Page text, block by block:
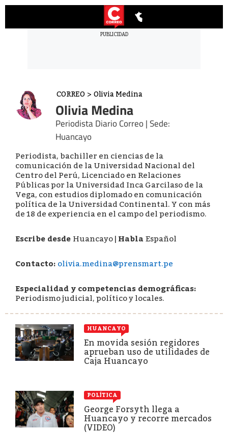
CORREO > Olivia Medina
Olivia Medina
Periodista Diario Correo | Sede:
Huancayo
Periodista, bachiller en ciencias de la
comunicación de la Universidad Nacional del
Centro del Perú, Licenciado en Relaciones
Públicas por la Universidad Inca Garcilaso de la
Vega, con estudios diplomado en comunicación
política de la Universidad Continental. Y con más
de 18 de experiencia en el campo del periodismo.
Escribe desde Huancayo | Habla Español
Contacto: olivia.medina@prensmart.pe
Especialidad y competencias demográficas:
Periodismo judicial, político y locales.
HUANCAYO
En movida sesión regidores
aprueban uso de utilidades de
Caja Huancayo
POLÍTICA
George Forsyth llega a
Huancayo y recorre mercados
(VIDEO)